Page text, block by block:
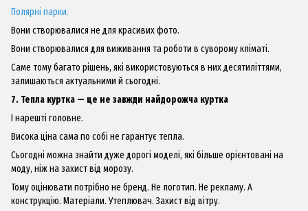
Полярні парки.
Вони створювалися не для красивих фото.
Вони створювалися для виживання та роботи в суворому кліматі.
Саме тому багато рішень, які використовуються в них десятиліттями,
залишаються актуальними й сьогодні.
7. Тепла куртка — це не завжди найдорожча куртка
І нарешті головне.
Висока ціна сама по собі не гарантує тепла.
Сьогодні можна знайти дуже дорогі моделі, які більше орієнтовані на
моду, ніж на захист від морозу.
Тому оцінювати потрібно не бренд. Не логотип. Не рекламу. А
конструкцію. Матеріали. Утеплювач. Захист від вітру.